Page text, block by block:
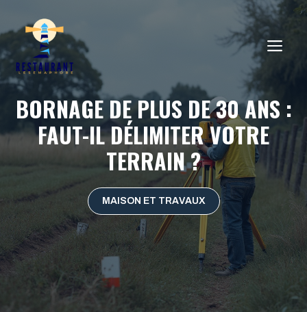
au
contenu
BORNAGE DE PLUS DE 30 ANS :
FAUT-IL DÉLIMITER VOTRE
TERRAIN ?
MAISON ET TRAVAUX